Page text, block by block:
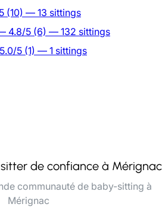
(10) — 13 sittings
4.8/5 (6) — 132 sittings
5 (1) — 1 sittings
de confiance à Mérignac
communauté de baby-sitting à
Mérignac